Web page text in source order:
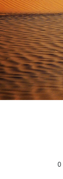
0